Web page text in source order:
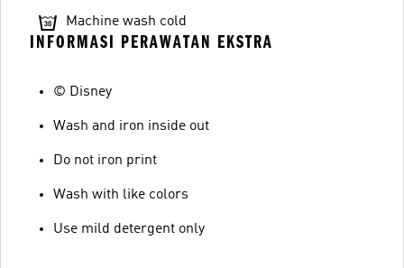
Machine wash cold
INFORMASI PERAWATAN EKSTRA
© Disney
Wash and iron inside out
Do not iron print
Wash with like colors
Use mild detergent only